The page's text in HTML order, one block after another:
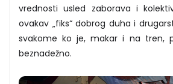
vrednosti usled zaborava i
ovakav „fiks“ dobrog duha i
svakome ko je, makar i na tren,
beznadežno.